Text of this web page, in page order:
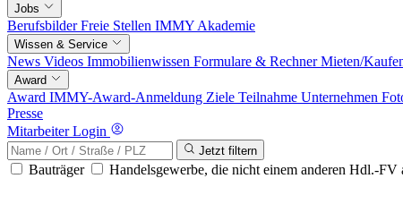
Jobs
BerufsbilderFreie Stellen IMMY Akademie
Wissen & Service
News Videos Immobilienwissen Formulare & RechnerMieten/
Award
Award IMMY-Award-Anmeldung Ziele Teilnahme Unternehmen
Presse
Mitarbeiter Login
Jetzt filtern
Bauträger Handelsgewerbe, die nicht einem anderen Hdl.-FV